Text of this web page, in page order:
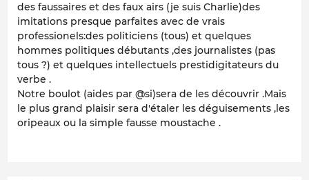
des faussaires et des faux airs (je suis Charlie)des
imitations presque parfaites avec de vrais
professionels:des politiciens (tous) et quelques
hommes politiques débutants ,des journalistes (pas
tous ?) et quelques intellectuels prestidigitateurs du
verbe .
Notre boulot (aides par @si)sera de les découvrir .Mais
le plus grand plaisir sera d'étaler les déguisements ,les
oripeaux ou la simple fausse moustache .